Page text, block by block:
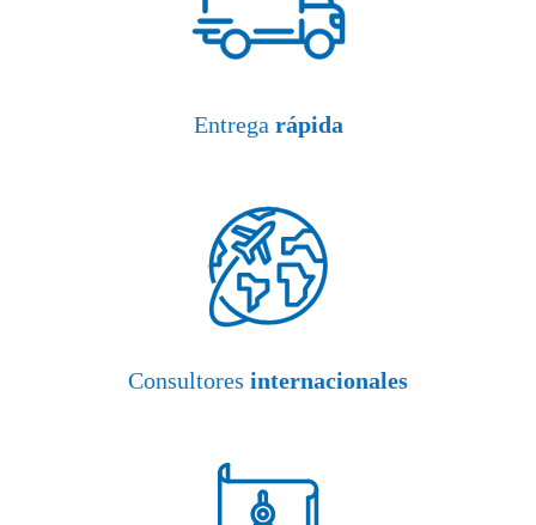
Entrega rápida
Consultores internacionales